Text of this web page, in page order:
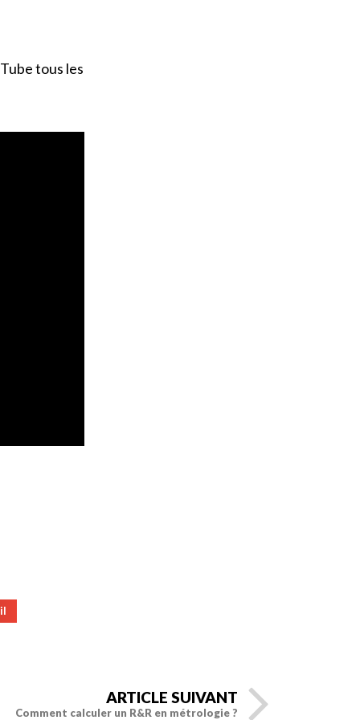
tous les
ARTICLE SUIVANT
Comment calculer un R&R en métrologie ?